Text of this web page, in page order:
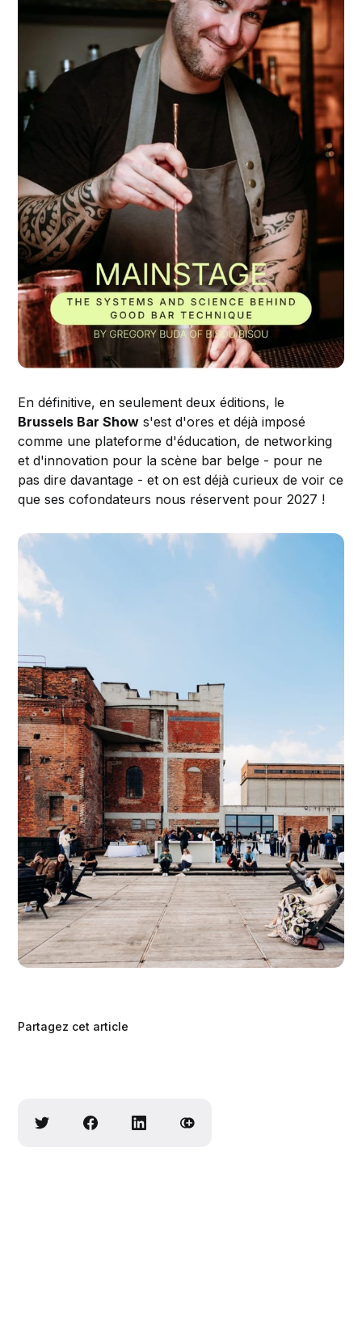
En définitive, en seulement deux éditions, le
Brussels Bar Show s'est d'ores et déjà imposé
comme une plateforme d'éducation, de networking
et d'innovation pour la scène bar belge - pour ne
pas dire davantage - et on est déjà curieux de voir ce
que ses cofondateurs nous réservent pour 2027 !
Partagez cet article